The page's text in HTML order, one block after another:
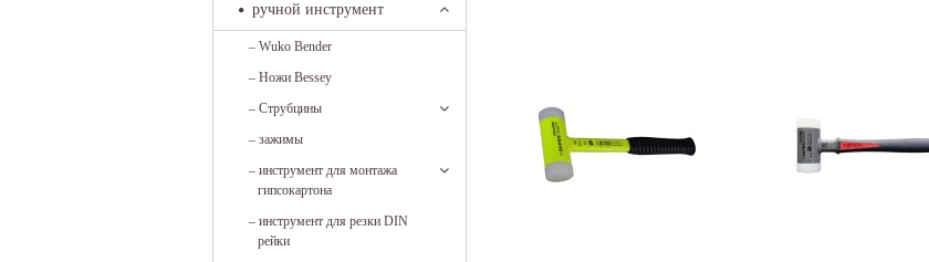
ручной инструмент
– Wuko Bender
– Ножи Bessey
– Струбцины
– зажимы
– инструмент для монтажа
гипсокартона
– инструмент для резки DIN
рейки